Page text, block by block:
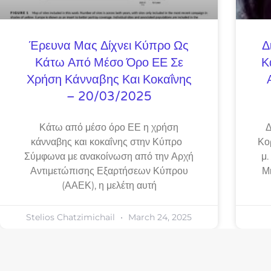
Έρευνα Μας Δίχνει Κύπρο Ως
Κάτω Από Μέσο Όρο ΕΕ Σε
Χρήση Κάνναβης Και Κοκαΐνης
– 20/03/2025
Κάτω από μέσο όρο ΕΕ η χρήση
κάνναβης και κοκαΐνης στην Κύπρο
Σύμφωνα με ανακοίνωση από την Αρχή
Αντιμετώπισης Εξαρτήσεων Κύπρου
(ΑΑΕΚ), η μελέτη αυτή
Stelios Chatzimichail March 24, 2025